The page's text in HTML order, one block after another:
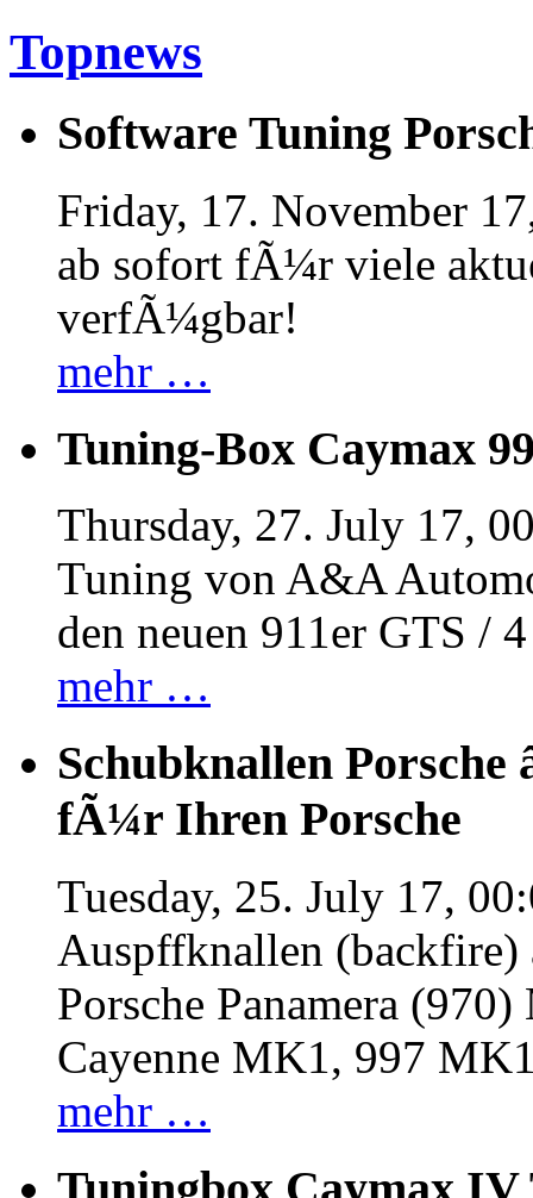
Topnews
Software Tuning
Friday, 17. November
ab sofort fÃ¼r viele
verfÃ¼gbar!
mehr …
Tuning-Box Caymax
Thursday, 27. July 17,
Tuning von A&A
den neuen 911er GTS /
mehr …
Schubknallen Porsche
fÃ¼r Ihren Porsche
Tuesday, 25. July 17,
Auspffknallen
Porsche Panamera
Cayenne MK1, 997
mehr …